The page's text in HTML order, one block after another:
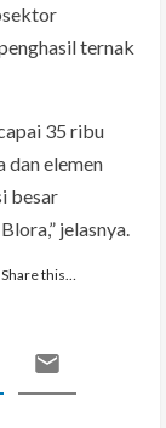
ternak
35 ribu
elemen
besar
jelasnya.
Share this…